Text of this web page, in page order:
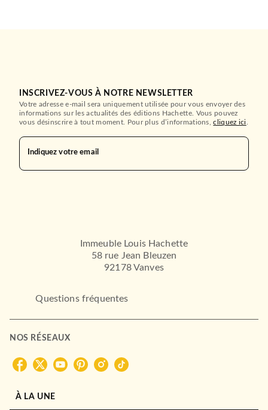
INSCRIVEZ-VOUS À NOTRE NEWSLETTER
Votre adresse e-mail sera uniquement utilisée pour vous envoyer des
informations sur les actualités des éditions Hachette. Vous pouvez
vous désinscrire à tout moment. Pour plus d’informations,cliquez ici
Indiquez votre email
Immeuble Louis Hachette
58 rue Jean Bleuzen
92178 Vanves
Questions fréquentes
NOS RÉSEAUX
À LA UNE